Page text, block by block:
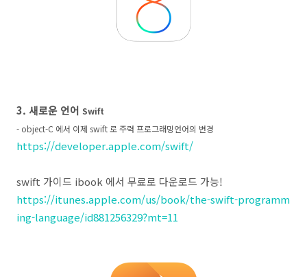
3. 새로운 언어 Swift
- object-C 에서 이제 swift 로 주력 프로그래밍언어의 변경
https://developer.apple.com/swift/
swift 가이드 ibook 에서 무료로 다운로드 가능!
https://itunes.apple.com/us/book/the-swift-programm
ing-language/id881256329?mt=11